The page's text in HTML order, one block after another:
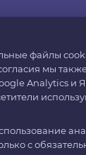
файлы
мы
Analytics и
с